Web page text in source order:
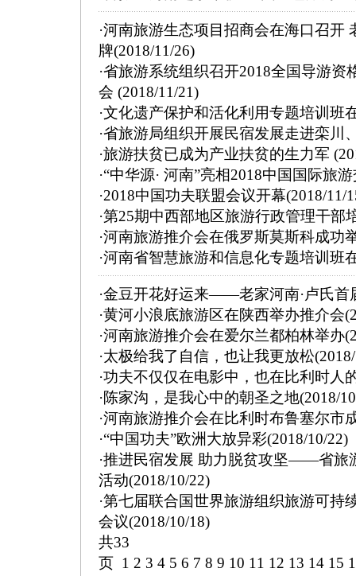
·河南旅游生态项目招商会在海口召开
牌(2018/11/26)
·省旅游系统组织召开2018全国导游资
会 (2018/11/21)
·文化遗产保护和活化利用专题培训班
·省旅游局组织开展民宿发展走进栾川
·旅游扶贫已成为产业扶贫的生力军
·“中华源· 河南”亮相2018中国国际旅
·2018中国功夫联盟会议开幕(2018/11/
·第25期中西部地区旅游行政管理干部
·河南旅游推介会在俄罗斯莫斯科成功
·河南省智慧旅游和信息化专题培训班
·金豆开花好运来——老家河南·卢氏首
·黄河小浪底旅游区在陕西举办推介会
·河南旅游推介会在爱尔兰都柏林举办
·太极给我了自信，也让我更放松
·功夫不仅仅在电影中，也在比利时人
·陈家沟，是我心中的朝圣之地(2018/
·河南旅游推介会在比利时布鲁塞尔市
·“中国功夫”欧洲大放异彩(2018/10/22)
·推进民宿发展 助力脱贫攻坚——省旅
活动(2018/10/22)
·第七届联合国世界旅游组织旅游可持
会议(2018/10/18)
共33
页 1 2 3 4 5 6 7 8 9 10 11 12 13 14 15